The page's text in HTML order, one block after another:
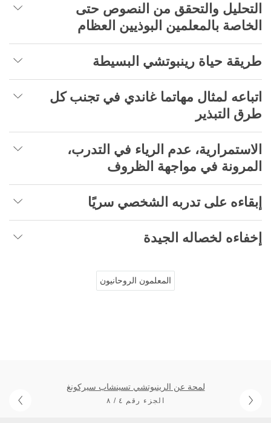
التحليل والتحقق من النصوص حتى
الخاصة بالمعلمين البوذيين العظام
طريقة حياة رينبوتشي البسيطة
اتباعه لمثال مهاتما غاندي في تجنب كل
طرق التبذير
الاستمرارية، عدم الرياء في التدرب،
المرونة في مواجهة الظروف
إبقاءه على تدربه الشخصي سريًا
إخفاءه لخصاله الجيدة
المعلمون الروحانيون
لمحة عن الرينبوتشي تسينشاب سيركونغ
الجزء رقم ٤ / ٨